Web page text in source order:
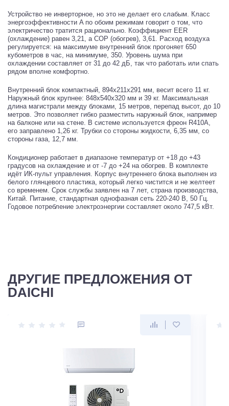
Устройство не инверторное, но это не делает его слабым. Класс
энергоэффективности A по обоим режимам говорит о том, что
электричество тратится рационально. Коэффициент EER
(охлаждение) равен 3,21, а COP (обогрев), 3,61. Расход воздуха
регулируется: на максимуме внутренний блок прогоняет 650
кубометров в час, на минимуме, 350. Уровень шума при
охлаждении составляет от 31 до 42 дБ, так что работать или спать
рядом вполне комфортно.
Внутренний блок компактный, 894x211x291 мм, весит всего 11 кг.
Наружный блок крупнее: 848x540x320 мм и 39 кг. Максимальная
длина магистрали между блоками, 15 метров, перепад высот, до 10
метров. Это позволяет гибко разместить наружный блок, например
на балконе или на стене. В системе используется фреон R410A,
его заправлено 1,26 кг. Трубки со стороны жидкости, 6,35 мм, со
стороны газа, 12,7 мм.
Кондиционер работает в диапазоне температур от +18 до +43
градусов на охлаждение и от -7 до +24 на обогрев. В комплекте
идёт ИК-пульт управления. Корпус внутреннего блока выполнен из
белого глянцевого пластика, который легко чистится и не желтеет
со временем. Срок службы заявлен на 7 лет, страна производства,
Китай. Питание, стандартная однофазная сеть 220-240 В, 50 Гц.
Годовое потребление электроэнергии составляет около 747,5 кВт.
ДРУГИЕ ПРЕДЛОЖЕНИЯ ОТ
DAICHI